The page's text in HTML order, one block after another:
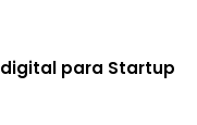
para Startup